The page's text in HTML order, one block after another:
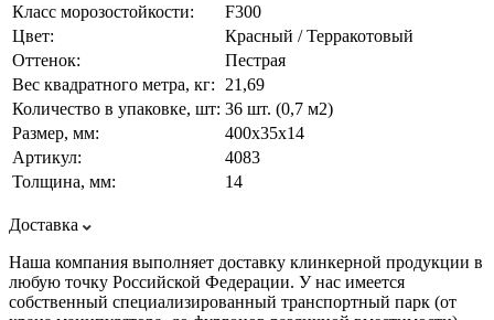
Класс морозостойкости:
F300
Цвет:
Красный / Терракотовый
Оттенок:
Пестрая
Вес квадратного метра, кг:
21,69
Количество в упаковке, шт: 36 шт. (0,7 м2)
Размер, мм:
400х35х14
Артикул:
4083
Толщина, мм:
14
Доставка
Наша компания выполняет доставку клинкерной продукции в
любую точку Российской Федерации. У нас имеется
собственный специализированный транспортный парк (от